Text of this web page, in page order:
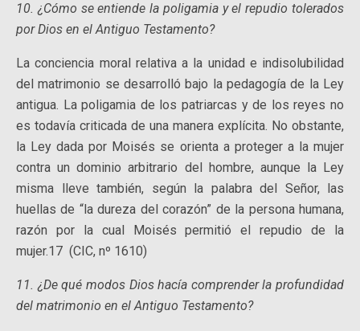
10. ¿Cómo se entiende la poligamia y el repudio tolerados
por Dios en el Antiguo Testamento?
La conciencia moral relativa a la unidad e indisolubilidad
del matrimonio se desarrolló bajo la pedagogía de la Ley
antigua. La poligamia de los patriarcas y de los reyes no
es todavía criticada de una manera explícita. No obstante,
la Ley dada por Moisés se orienta a proteger a la mujer
contra un dominio arbitrario del hombre, aunque la Ley
misma lleve también, según la palabra del Señor, las
huellas de “la dureza del corazón” de la persona humana,
razón por la cual Moisés permitió el repudio de la
mujer.17 (CIC, nº 1610)
11. ¿De qué modos Dios hacía comprender la profundidad
del matrimonio en el Antiguo Testamento?